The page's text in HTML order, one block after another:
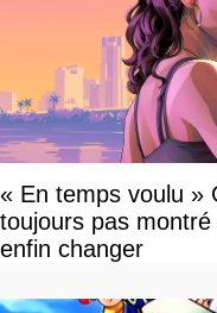
« En temps voulu »
toujours pas
enfin changer